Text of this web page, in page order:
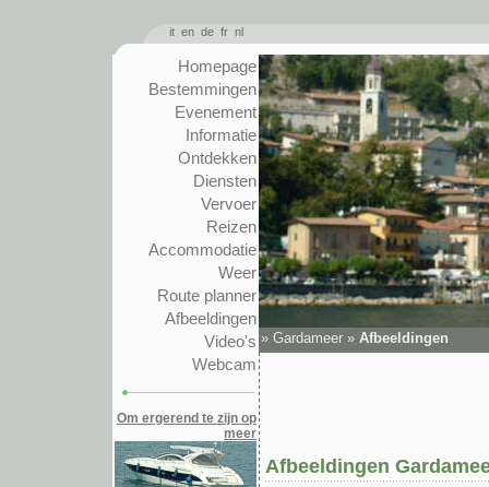
it en de fr nl
Homepage
Bestemmingen
Evenement
Informatie
Ontdekken
Diensten
Vervoer
Reizen
Accommodatie
Weer
Route planner
Afbeeldingen
Video's
Webcam
Om ergerend te zijn op
meer
» Gardameer » Afbeeldingen
Afbeeldingen